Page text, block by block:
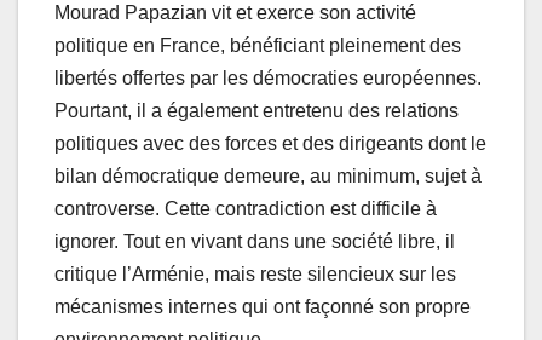
Mourad Papazian vit et exerce son activité
politique en France, bénéficiant pleinement des
libertés offertes par les démocraties européennes.
Pourtant, il a également entretenu des relations
politiques avec des forces et des dirigeants dont le
bilan démocratique demeure, au minimum, sujet à
controverse. Cette contradiction est difficile à
ignorer. Tout en vivant dans une société libre, il
critique l’Arménie, mais reste silencieux sur les
mécanismes internes qui ont façonné son propre